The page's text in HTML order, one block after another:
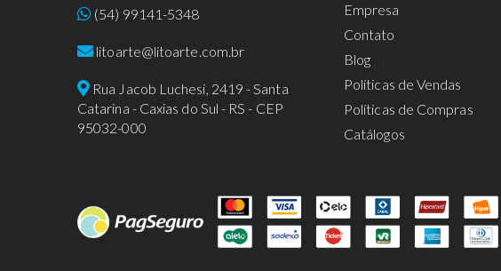
(54) 99141-5348
litoarte@litoarte.com.br
Rua Jacob Luchesi, 2419 - Santa
Catarina - Caxias do Sul - RS - CEP
95032-000
Empresa
Contato
Blog
Políticas de Vendas
Políticas de Compras
Catálogos